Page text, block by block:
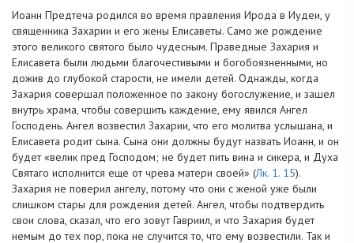
Иоанн Предтеча родился во время правления Ирода в Иудеи, у
священника Захарии и его жены Елисаветы. Само же рождение
этого великого святого было чудесным. Праведные Захария и
Елисавета были людьми благочестивыми и богобоязненными, но
дожив до глубокой старости, не имели детей. Однажды, когда
Захария совершал положенное по закону богослужение, и зашел
внутрь храма, чтобы совершить каждение, ему явился Ангел
Господень. Ангел возвестил Захарии, что его молитва услышана, и
Елисавета родит сына. Сына они должны будут назвать Иоанн, и он
будет «велик пред Господом; не будет пить вина и сикера, и Духа
Святаго исполнится еще от чрева матери своей» (Лк. 1. 15).
Захария не поверил ангелу, потому что они с женой уже были
слишком стары для рождения детей. Ангел, чтобы подтвердить
свои слова, сказал, что его зовут Гавриил, и что Захария будет
немым до тех пор, пока не случится то, что ему возвестили. Так и